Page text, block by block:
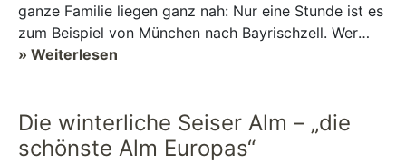
ganze Familie liegen ganz nah: Nur eine Stunde ist es
zum Beispiel von München nach Bayrischzell. Wer
dort im „Das Bayrischzell Familotel ...
» Weiterlesen
Die winterliche Seiser Alm – „die
schönste Alm Europas“